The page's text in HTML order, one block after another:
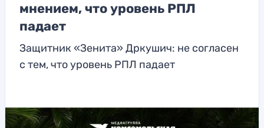
мнением, что уровень РПЛ
падает
Защитник «Зенита» Дркушич: не согласен
с тем, что уровень РПЛ падает